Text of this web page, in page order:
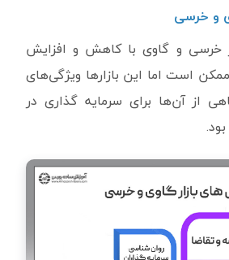
و خرسی
خرسی و گاوی با کاهش و افزایش
است اما این بازارها ویژگی‌های
از آن‌ها برای سرمایه گذاری در